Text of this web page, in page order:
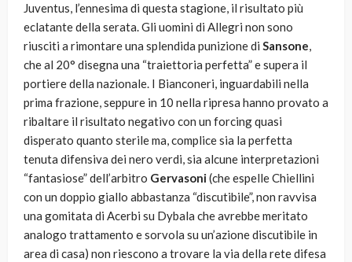
Juventus, l’ennesima di questa stagione, il risultato più
eclatante della serata. Gli uomini di Allegri non sono
riusciti a rimontare una splendida punizione di Sansone,
che al 20° disegna una “traiettoria perfetta” e supera il
portiere della nazionale. I Bianconeri, inguardabili nella
prima frazione, seppure in 10 nella ripresa hanno provato a
ribaltare il risultato negativo con un forcing quasi
disperato quanto sterile ma, complice sia la perfetta
tenuta difensiva dei nero verdi, sia alcune interpretazioni
“fantasiose” dell’arbitro Gervasoni(che espelle Chiellini
con un doppio giallo abbastanza “discutibile”, non ravvisa
una gomitata di Acerbi su Dybala che avrebbe meritato
analogo trattamento e sorvola su un’azione discutibile in
area di casa) non riescono a trovare la via della rete difesa